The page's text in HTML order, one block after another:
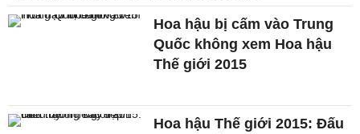
Hoa hậu bị cấm vào Trung
Quốc không xem Hoa hậu
Thế giới 2015
Hoa hậu Thế giới 2015: Đấu